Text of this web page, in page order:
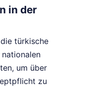
in der
türkische
um über
zu